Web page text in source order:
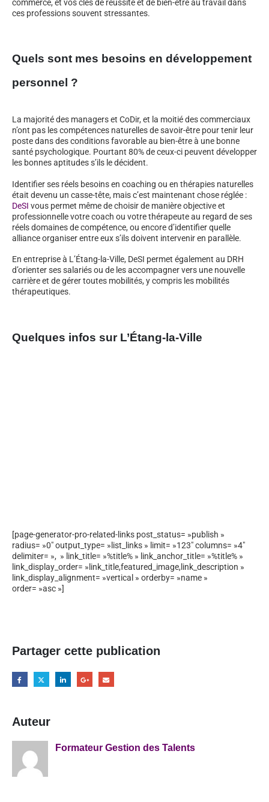
commerce, et vos clés de réussite et de bien-être au travail dans
ces professions souvent stressantes.
Quels sont mes besoins en développement
personnel ?
La majorité des managers et CoDir, et la moitié des commerciaux
n’ont pas les compétences naturelles de savoir-être pour tenir leur
poste dans des conditions favorable au bien-être à une bonne
santé psychologique. Pourtant 80% de ceux-ci peuvent développer
les bonnes aptitudes s’ils le décident.
Identifier ses réels besoins en coaching ou en thérapies naturelles
était devenu un casse-tête, mais c’est maintenant chose réglée :
DeSI vous permet même de choisir de manière objective et
professionnelle votre coach ou votre thérapeute au regard de ses
réels domaines de compétence, ou encore d’identifier quelle
alliance organiser entre eux s’ils doivent intervenir en parallèle.
En entreprise à L’Étang-la-Ville, DeSI permet également au DRH
d’orienter ses salariés ou de les accompagner vers une nouvelle
carrière et de gérer toutes mobilités, y compris les mobilités
thérapeutiques.
Quelques infos sur L’Étang-la-Ville
[page-generator-pro-related-links post_status= »publish »
radius= »0″ output_type= »list_links » limit= »123″ columns= »4″
delimiter= », » link_title= »%title% » link_anchor_title= »%title% »
link_display_order= »link_title,featured_image,link_description »
link_display_alignment= »vertical » orderby= »name »
order= »asc »]
Partager cette publication
Auteur
Formateur Gestion des Talents